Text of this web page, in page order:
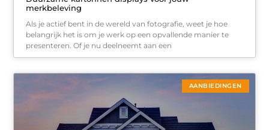
merkbeleving
Als je actief bent in de wereld van fotografie, weet je hoe
belangrijk het is om je werk op een opvallende manier te
presenteren. Of je nu deelneemt aan een
AANBIEDINGEN